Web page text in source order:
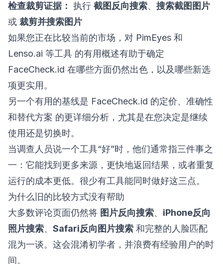
检查裁剪证据： 执行 截图反向搜索、 搜索截图图片
或 裁剪并搜索图片
如果您正在比较当前的市场，对 PimEyes 和
Lenso.ai 等工具 的有用概述有助于确定
FaceCheck.id 在哪些方面仍然出色，以及哪些新选
项更实用。
另一个有用的基线是 FaceCheck.id 的定价、准确性
和替代方案 的更详细分析，尤其是在您决定是继续
使用还是切换时。
当调查人员说一个工具“好”时，他们通常指三件事之
一：它能找到更多来源，更快地返回结果，或者重复
运行的成本更低。很少有工具能同时做好这三点。
为什么旧的比较方式没有帮助
大多数评论页面仍然将 图片反向搜索、 iPhone反向
照片搜索、 Safari反向图片搜索 和完整的人脸匹配
混为一谈。这会混淆初学者，并浪费有经验用户的时
间。